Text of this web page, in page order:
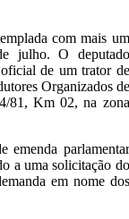
com mais um
julho. O deputado
de um trator de
Organizados de
81, Km 02, na zona
emenda parlamentar
a uma solicitação do
em nome dos